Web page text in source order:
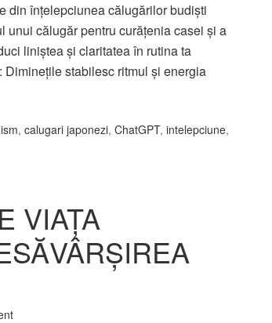
din înțelepciunea călugărilor budiști
unui călugăr pentru curățenia casei și a
liniștea și claritatea în rutina ta
Diminețile stabilesc ritmul și energia
, calugari japonezi, ChatGPT, intelepciune,
VIAŢA